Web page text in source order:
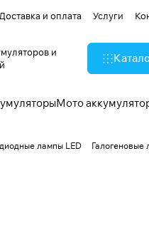
Доставка и оплата Услуги
и
Мото
лампы LED Галогеновые